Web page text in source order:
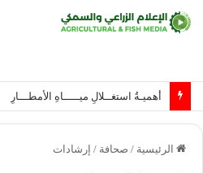
التصنيع الزراعي والسمكي المحلي
الرئيسية / صحافة / إرشادات